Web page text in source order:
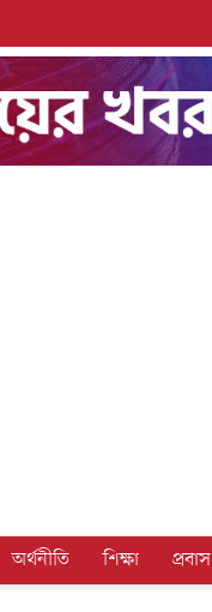
অর্থনীতি শিক্ষা প্রবাস